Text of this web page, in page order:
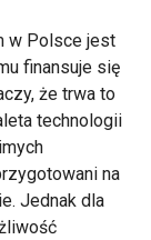
w Polsce jest
finansuje się
że trwa to
technologii
na
Jednak dla